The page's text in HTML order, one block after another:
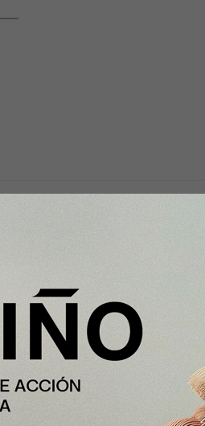
Barcelona convierte su
en el mejor mirador de la
vivir el eclipse solar